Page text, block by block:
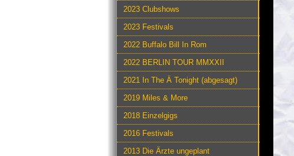
2023 Clubshows
2023 Festivals
2022 Buffalo Bill In Rom
2022 BERLIN TOUR MMXXII
2021 In The Ä Tonight (abgesagt)
2019 Miles & More
2018 Einzelgigs
2016 Festivals
2013 Die Ärzte ungeplant